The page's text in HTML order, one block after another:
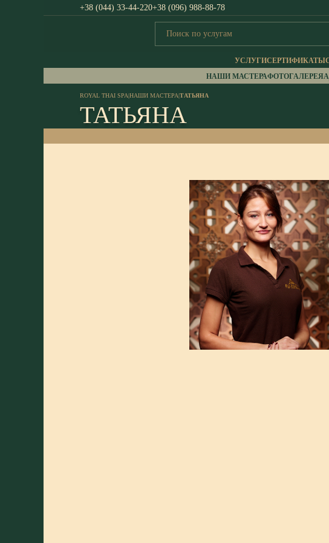
+38 (044) 33-44-220+38 (096) 988-88-78
УСЛУГИСЕРТИФИКАТЫ
НАШИ МАСТЕРАФОТОГАЛЕРЕЯ
ROYAL THAI SPA|НАШИ МАСТЕРА|ТАТЬЯНА
ТАТЬЯНА